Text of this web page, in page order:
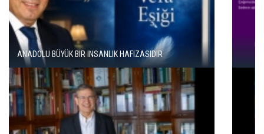
ÜNAL ERSÖZLÜ’NÜN YENİ ŞİİR KİTABI “BÖĞÜRTLEN ÖPÜCÜĞÜ”
YAYIMLANDI